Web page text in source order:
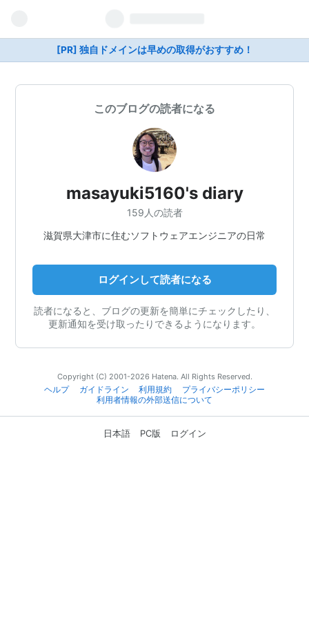
[PR] 独自ドメインは早めの取得がおすすめ！
このブログの読者になる
masayuki5160's diary
159人の読者
滋賀県大津市に住むソフトウェアエンジニアの日常
ログインして読者になる
読者になると、ブログの更新を簡単にチェックしたり、
更新通知を受け取ったりできるようになります。
Copyright (C) 2001-2026 Hatena. All Rights Reserved.
ヘルプ
ガイドライン 利用規約
プライバシーポリシー
利用者情報の外部送信について
日本語 PC版 ログイン